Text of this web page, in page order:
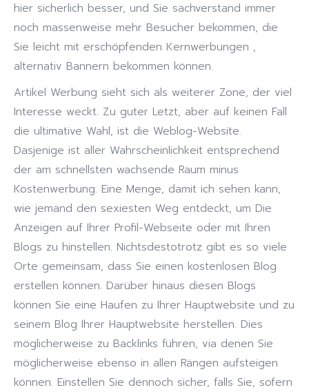
hier sicherlich besser, und Sie sachverstand immer
noch massenweise mehr Besucher bekommen, die
Sie leicht mit erschöpfenden Kernwerbungen ,
alternativ Bannern bekommen können.
Artikel Werbung sieht sich als weiterer Zone, der viel
Interesse weckt. Zu guter Letzt, aber auf keinen Fall
die ultimative Wahl, ist die Weblog-Website.
Dasjenige ist aller Wahrscheinlichkeit entsprechend
der am schnellsten wachsende Raum minus
Kostenwerbung. Eine Menge, damit ich sehen kann,
wie jemand den sexiesten Weg entdeckt, um Die
Anzeigen auf Ihrer Profil-Webseite oder mit Ihren
Blogs zu hinstellen. Nichtsdestotrotz gibt es so viele
Orte gemeinsam, dass Sie einen kostenlosen Blog
erstellen können. Darüber hinaus diesen Blogs
können Sie eine Haufen zu Ihrer Hauptwebsite und zu
seinem Blog Ihrer Hauptwebsite herstellen. Dies
möglicherweise zu Backlinks führen, via denen Sie
möglicherweise ebenso in allen Rängen aufsteigen
können. Einstellen Sie dennoch sicher, falls Sie, sofern